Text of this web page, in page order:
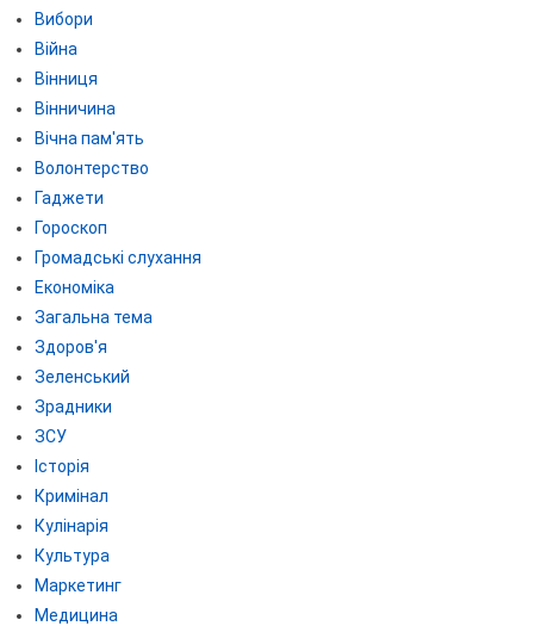
Вибори
Війна
Вінниця
Вінничина
Вічна пам'ять
Волонтерство
Гаджети
Гороскоп
Громадські слухання
Економіка
Загальна тема
Здоров'я
Зеленський
Зрадники
ЗСУ
Історія
Кримінал
Кулінарія
Культура
Маркетинг
Медицина